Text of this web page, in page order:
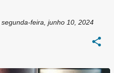
segunda-feira, junho 10, 2024